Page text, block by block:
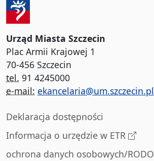
Urząd Miasta Szczecin
Plac Armii Krajowej 1
70-456 Szczecin
tel. 91 4245000
e-mail: ekancelaria@um.szczecin.pl
Deklaracja dostępności
Informacja o urzędzie w ETR
ochrona danych osobowych/RODO